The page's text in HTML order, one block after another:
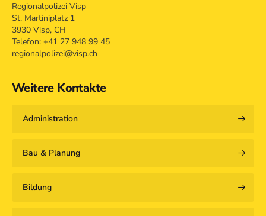
Regionalpolizei Visp
St. Martiniplatz 1
3930 Visp, CH
Telefon: +41 27 948 99 45
regionalpolizei@visp.ch
Weitere Kontakte
Administration
Bau & Planung
Bildung